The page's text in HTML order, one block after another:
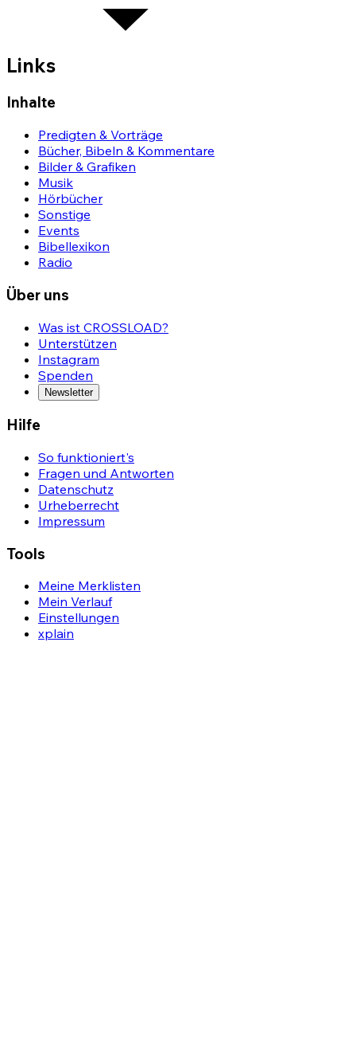
Links
Inhalte
Predigten & Vorträge
Bücher, Bibeln & Kommentare
Bilder & Grafiken
Musik
Hörbücher
Sonstige
Events
Bibellexikon
Radio
Über uns
Was ist CROSSLOAD?
Unterstützen
Instagram
Spenden
Newsletter
Hilfe
So funktioniert's
Fragen und Antworten
Datenschutz
Urheberrecht
Impressum
Tools
Meine Merklisten
Mein Verlauf
Einstellungen
xplain